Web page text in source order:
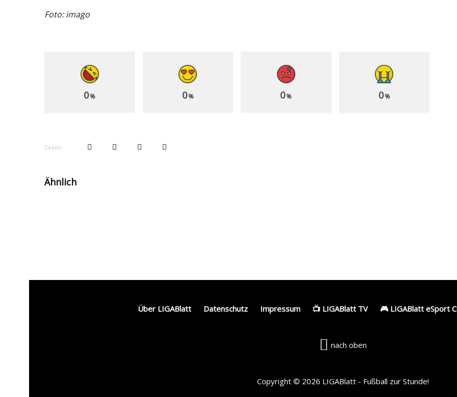
Foto: imago
0% 0% 0% 0%
Teilen
Ähnlich
Über LIGABlatt Datenschutz Impressum 📺 LIGABlatt TV 🎮 LIGABlatt eSport
nach oben
Copyright © 2026 LIGABlatt - Fußball zur Stunde!